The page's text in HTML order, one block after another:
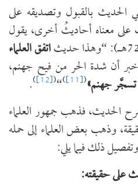
الحديث بالقبول وتصديقه على
على معناه أحاديثُ أخرى، يقول
اتفق العلماء
أن شدة الحر من فيح جهنم،
تسجَّر جهنم»(
[11]
)
“
(
[12]
)
.
الحديث، فذهب جمهور العلماء
وذهب بعض العلماء إلى حمله
ذلك فيما يلي:
على حقيقته: